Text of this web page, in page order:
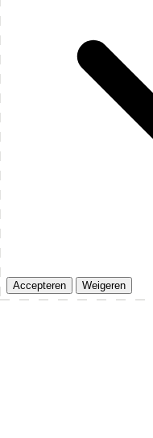
Accepteren Weigeren